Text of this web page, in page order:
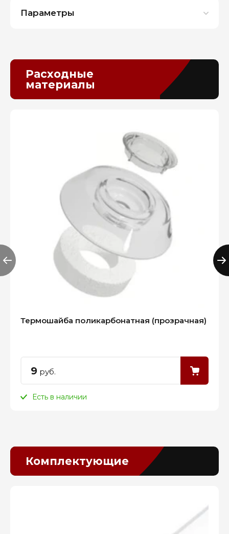
Параметры
Расходные
материалы
Термошайба поликарбонатная (прозрачная)
9 руб.
Есть в наличии
Комплектующие